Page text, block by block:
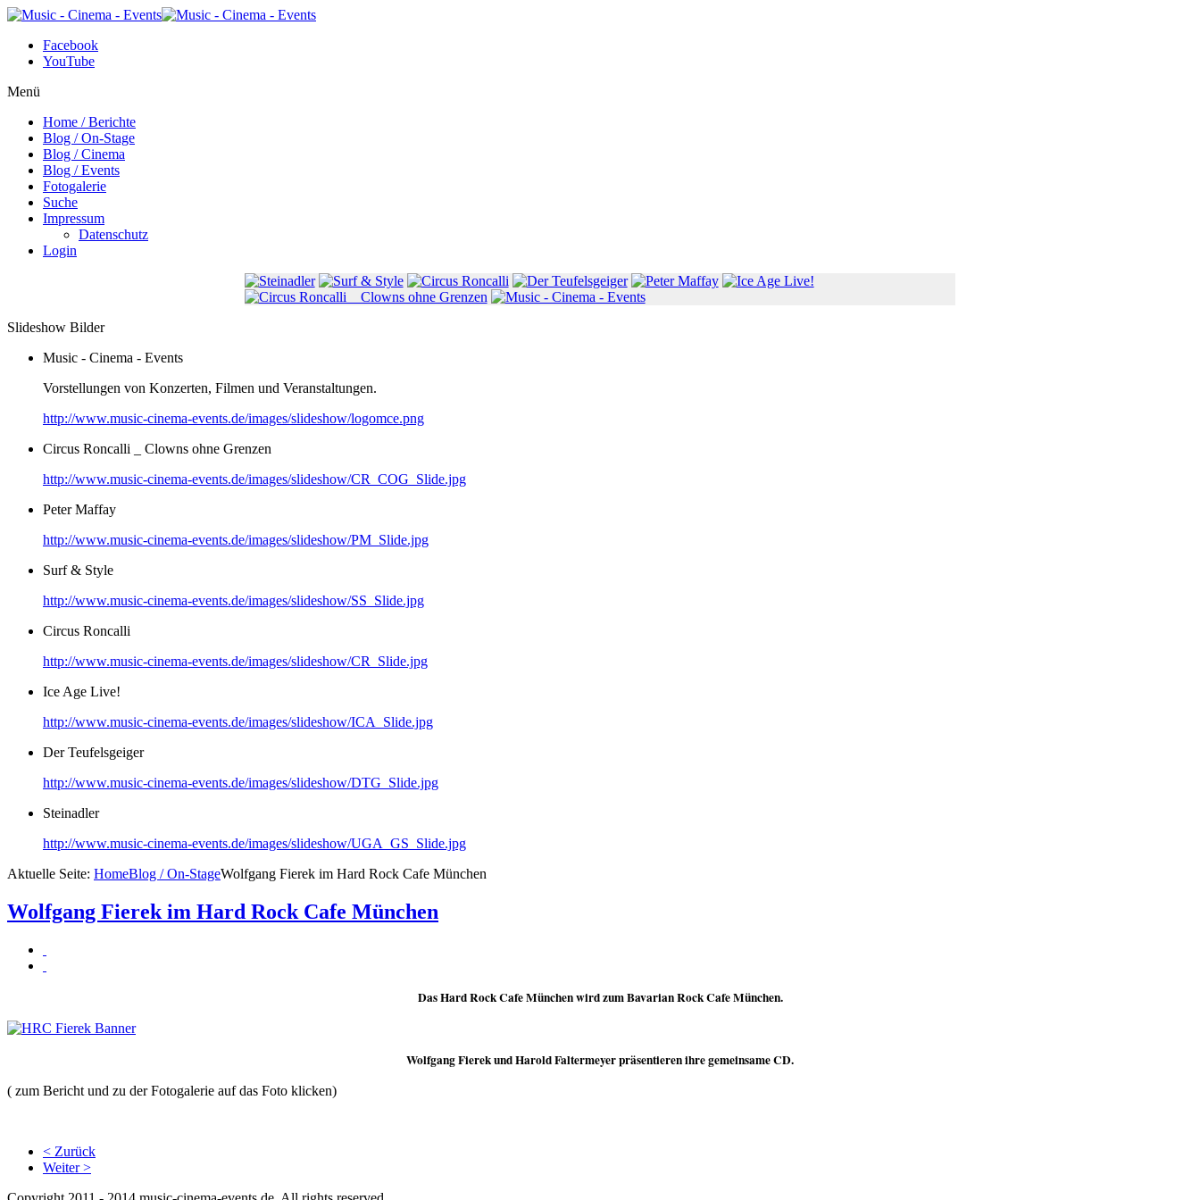
Facebook
YouTube
Menü
Home / Berichte
Blog / On-Stage
Blog / Cinema
Blog / Events
Fotogalerie
Suche
Impressum
Datenschutz
Login
Slideshow Bilder
Music - Cinema - Events
Vorstellungen von Konzerten, Filmen und Veranstaltungen.
http://www.music-cinema-events.de/images/slideshow/logomce.png
Circus Roncalli _ Clowns ohne Grenzen
http://www.music-cinema-events.de/images/slideshow/CR_COG_Slide.jpg
Peter Maffay
http://www.music-cinema-events.de/images/slideshow/PM_Slide.jpg
Surf & Style
http://www.music-cinema-events.de/images/slideshow/SS_Slide.jpg
Circus Roncalli
http://www.music-cinema-events.de/images/slideshow/CR_Slide.jpg
Ice Age Live!
http://www.music-cinema-events.de/images/slideshow/ICA_Slide.jpg
Der Teufelsgeiger
http://www.music-cinema-events.de/images/slideshow/DTG_Slide.jpg
Steinadler
http://www.music-cinema-events.de/images/slideshow/UGA_GS_Slide.jpg
Aktuelle Seite: HomeBlog / On-StageWolfgang Fierek im Hard Rock Cafe München
Wolfgang Fierek im Hard Rock Cafe München
Das Hard Rock Cafe München wird zum Bavarian Rock Cafe München.
Wolfgang Fierek und Harold Faltermeyer präsentieren ihre gemeinsame CD.
( zum Bericht und zu der Fotogalerie auf das Foto klicken)
< Zurück
Weiter >